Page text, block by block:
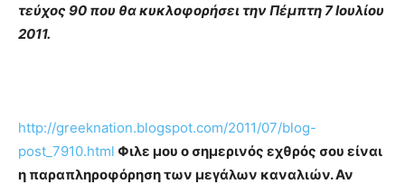
τεύχος 90 που θα κυκλοφορήσει την Πέμπτη 7 Ιουλίου
2011.
http://greeknation.blogspot.com/2011/07/blog-
post_7910.html Φιλε μου ο σημερινός εχθρός σου είναι
η παραπληροφόρηση των μεγάλων καναλιών. Αν